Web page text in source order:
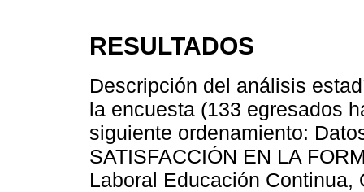
RESULTADOS
Descripción del análisis
la encuesta (133 egresados
siguiente ordenamiento:
SATISFACCIÓN EN LA
Laboral Educación Continua,